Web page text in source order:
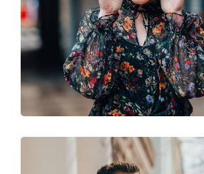
Pogodno za sport:
Kod: